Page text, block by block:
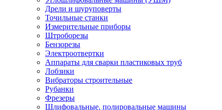
Дрели и шуруповерты
Точильные станки
Измерительные приборы
Штроборезы
Бензорезы
Электроотвертки
Аппараты для сварки пластиковых труб
Лобзики
Вибраторы строительные
Рубанки
Фрезеры
Шлифовальные, полировальные машины